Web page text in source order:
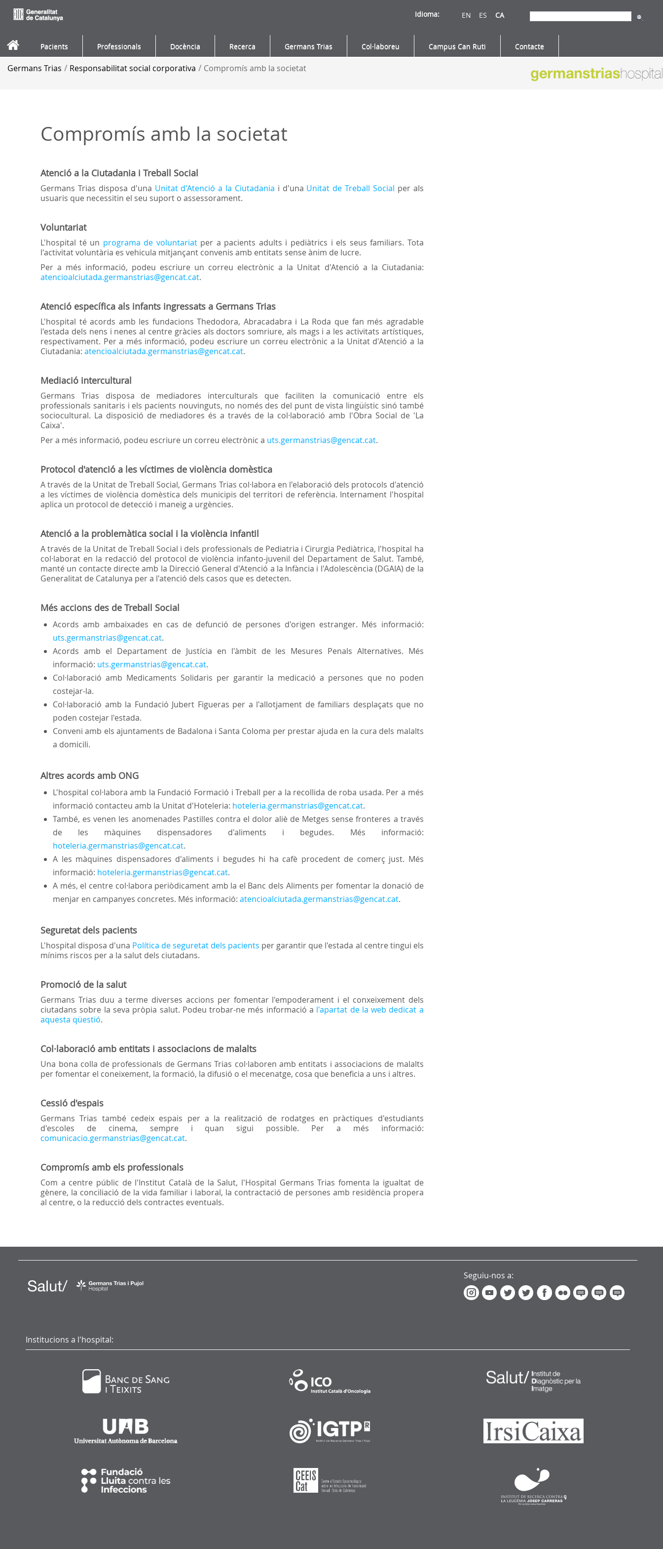
EN ES CA
Idioma:
Pacients Professionals Docència Recerca Germans Trias Col·laboreu Campus Can Ruti Contacte
Germans Trias / Responsabilitat social corporativa / Compromís amb la societat
Compromís amb la societat
Atenció a la Ciutadania i Treball Social
Germans Trias disposa d'una Unitat d'Atenció a la Ciutadania i d'una Unitat de Treball Social per als
usuaris que necessitin el seu suport o assessorament.
Voluntariat
L'hospital té un programa de voluntariatper a pacients adults i pediàtrics i els seus familiars. Tota
l'activitat voluntària es vehicula mitjançant convenis amb entitats sense ànim de lucre.
Per a més informació, podeu escriure un correu electrònic a la Unitat d'Atenció a la Ciutadania:
atencioalciutada.germanstrias@gencat.cat.
Atenció específica als infants ingressats a Germans Trias
L'hospital té acords amb les fundacions Thedodora, Abracadabra i La Roda que fan més agradable
l'estada dels nens i nenes al centre gràcies als doctors somriure, als mags i a les activitats artístiques,
respectivament. Per a més informació, podeu escriure un correu electrònic a la Unitat d'Atenció a la
Ciutadania:atencioalciutada.germanstrias@gencat.cat.
Mediació intercultural
Germans Trias disposa de mediadores interculturals que faciliten la comunicació entre els
professionals sanitaris i els pacients nouvinguts, no només des del punt de vista lingüístic sinó també
sociocultural. La disposició de mediadores és a través de la col·laboració amb l'Obra Social de 'La
Caixa'.
Per a més informació, podeu escriure un correu electrònic a uts.germanstrias@gencat.cat.
Protocol d'atenció a les víctimes de violència domèstica
A través de la Unitat de Treball Social, Germans Trias col·labora en l'elaboració dels protocols d'atenció
a les víctimes de violència domèstica dels municipis del territori de referència. Internament l'hospital
aplica un protocol de detecció i maneig a urgències.
Atenció a la problemàtica social i la violència infantil
A través de la Unitat de Treball Social i dels professionals de Pediatria i Cirurgia Pediàtrica, l'hospital ha
col·laborat en la redacció del protocol de violència infanto-juvenil del Departament de Salut. També,
manté un contacte directe amb la Direcció General d'Atenció a la Infància i l'Adolescència (DGAIA) de la
Generalitat de Catalunya per a l'atenció dels casos que es detecten.
Més accions des de Treball Social
Acords amb ambaixades en cas de defunció de persones d'origen estranger. Més informació:
uts.germanstrias@gencat.cat.
Acords amb el Departament de Justícia en l'àmbit de les Mesures Penals Alternatives. Més
informació: uts.germanstrias@gencat.cat.
Col·laboració amb Medicaments Solidaris per garantir la medicació a persones que no poden
costejar-la.
Col·laboració amb la Fundació Jubert Figueras per a l'allotjament de familiars desplaçats que no
poden costejar l'estada.
Conveni amb els ajuntaments de Badalona i Santa Coloma per prestar ajuda en la cura dels malalts
a domicili.
Altres acords amb ONG
L'hospital col·labora amb la Fundació Formació i Treball per a la recollida de roba usada. Per a més
informació contacteu amb la Unitat d'Hoteleria: hoteleria.germanstrias@gencat.cat.
També, es venen les anomenades Pastilles contra el dolor aliè de Metges sense fronteres a través
de les màquines dispensadores d'aliments i begudes. Més informació:
hoteleria.germanstrias@gencat.cat.
A les màquines dispensadores d'aliments i begudes hi ha cafè procedent de comerç just. Més
informació: hoteleria.germanstrias@gencat.cat.
A més, el centre col·labora periòdicament amb la el Banc dels Aliments per fomentar la donació de
menjar en campanyes concretes. Més informació:atencioalciutada.germanstrias@gencat.cat.
Seguretat dels pacients
L'hospital disposa d'una Política de seguretat dels pacients per garantir que l'estada al centre tingui els
mínims riscos per a la salut dels ciutadans.
Promoció de la salut
Germans Trias duu a terme diverses accions per fomentar l'empoderament i el conxeixement dels
ciutadans sobre la seva pròpia salut. Podeu trobar-ne més informació a l'apartat de la web dedicat a
aquesta qüestió.
Col·laboració amb entitats i associacions de malalts
Una bona colla de professionals de Germans Trias col·laboren amb entitats i associacions de malalts
per fomentar el coneixement, la formació, la difusió o el mecenatge, cosa que beneficia a uns i altres.
Cessió d'espais
Germans Trias també cedeix espais per a la realització de rodatges en pràctiques d'estudiants
d'escoles de cinema, sempre i quan sigui possible. Per a més informació:
comunicacio.germanstrias@gencat.cat.
Compromís amb els professionals
Com a centre públic de l'Institut Català de la Salut, l'Hospital Germans Trias fomenta la igualtat de
gènere, la conciliació de la vida familiar i laboral, la contractació de persones amb residència propera
al centre, o la reducció dels contractes eventuals.
Seguiu-nos a:
Institucions a l'hospital: